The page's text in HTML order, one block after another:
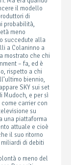
il modello
di
probabilità,
meno
succedute alla
a Colaninno a
mostrato che chi
– fa, ed è
rispetto a chi
biennio,
SKY sui set
Mudoch, e per sì
carrier con
su
una piattaforma
attuale e cioè
il suo ritorno
di debiti
o meno del